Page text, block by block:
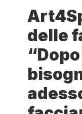
delle